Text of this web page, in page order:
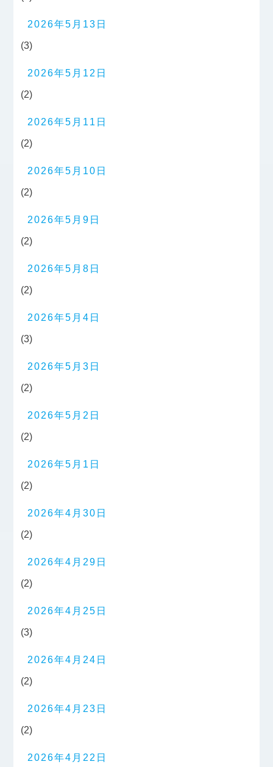
2026年5月13日
(3)
2026年5月12日
(2)
2026年5月11日
(2)
2026年5月10日
(2)
2026年5月9日
(2)
2026年5月8日
(2)
2026年5月4日
(3)
2026年5月3日
(2)
2026年5月2日
(2)
2026年5月1日
(2)
2026年4月30日
(2)
2026年4月29日
(2)
2026年4月25日
(3)
2026年4月24日
(2)
2026年4月23日
(2)
2026年4月22日